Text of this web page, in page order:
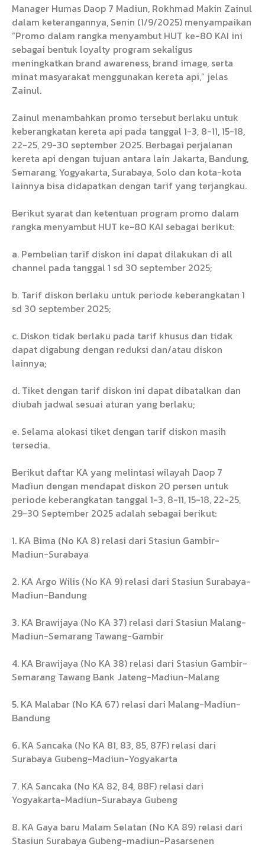
Manager Humas Daop 7 Madiun, Rokhmad Makin Zainul
dalam keterangannya, Senin (1/9/2025) menyampaikan
“Promo dalam rangka menyambut HUT ke-80 KAI ini
sebagai bentuk loyalty program sekaligus
meningkatkan brand awareness, brand image, serta
minat masyarakat menggunakan kereta api,” jelas
Zainul.
Zainul menambahkan promo tersebut berlaku untuk
keberangkatan kereta api pada tanggal 1-3, 8-11, 15-18,
22-25, 29-30 september 2025. Berbagai perjalanan
kereta api dengan tujuan antara lain Jakarta, Bandung,
Semarang, Yogyakarta, Surabaya, Solo dan kota-kota
lainnya bisa didapatkan dengan tarif yang terjangkau.
Berikut syarat dan ketentuan program promo dalam
rangka menyambut HUT ke-80 KAI sebagai berikut:
a. Pembelian tarif diskon ini dapat dilakukan di all
channel pada tanggal 1 sd 30 september 2025;
b. Tarif diskon berlaku untuk periode keberangkatan 1
sd 30 september 2025;
c. Diskon tidak berlaku pada tarif khusus dan tidak
dapat digabung dengan reduksi dan/atau diskon
lainnya;
d. Tiket dengan tarif diskon ini dapat dibatalkan dan
diubah jadwal sesuai aturan yang berlaku;
e. Selama alokasi tiket dengan tarif diskon masih
tersedia.
Berikut daftar KA yang melintasi wilayah Daop 7
Madiun dengan mendapat diskon 20 persen untuk
periode keberangkatan tanggal 1-3, 8-11, 15-18, 22-25,
29-30 September 2025 adalah sebagai berikut:
1. KA Bima (No KA 8) relasi dari Stasiun Gambir-
Madiun-Surabaya
2. KA Argo Wilis (No KA 9) relasi dari Stasiun Surabaya-
Madiun-Bandung
3. KA Brawijaya (No KA 37) relasi dari Stasiun Malang-
Madiun-Semarang Tawang-Gambir
4. KA Brawijaya (No KA 38) relasi dari Stasiun Gambir-
Semarang Tawang Bank Jateng-Madiun-Malang
5. KA Malabar (No KA 67) relasi dari Malang-Madiun-
Bandung
6. KA Sancaka (No KA 81, 83, 85, 87F) relasi dari
Surabaya Gubeng-Madiun-Yogyakarta
7. KA Sancaka (No KA 82, 84, 88F) relasi dari
Yogyakarta-Madiun-Surabaya Gubeng
8. KA Gaya baru Malam Selatan (No KA 89) relasi dari
Stasiun Surabaya Gubeng-madiun-Pasarsenen